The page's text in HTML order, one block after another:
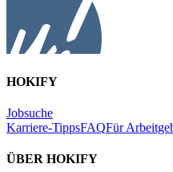
HOKIFY
Jobsuche
Karriere-TippsFAQFür
ÜBER HOKIFY